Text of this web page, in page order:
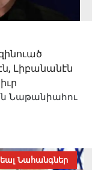
Լիբանանէն
Նաթանիահու
Նահանգներ